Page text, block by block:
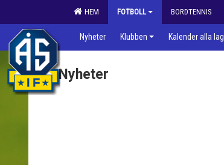
HEM FOTBOLL BORDTENNIS
Nyheter Klubben Kalender alla lag
Nyheter